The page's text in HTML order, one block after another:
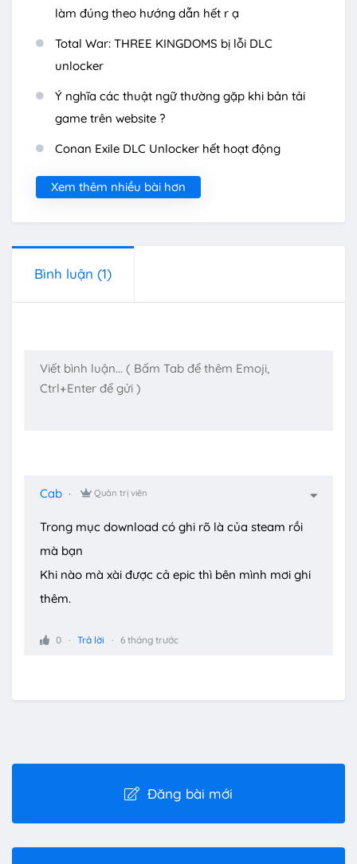
làm đúng theo hướng dẫn hết r ạ
Total War: THREE KINGDOMS bị lỗi DLC
unlocker
Ý nghĩa các thuật ngữ thường gặp khi bản tải
game trên website ?
Conan Exile DLC Unlocker hết hoạt động
Xem thêm nhiều bài hơn
Bình luận (1)
Cab Quản trị viên
Trong mục download có ghi rõ là của steam rồi
mà bạn
Khi nào mà xài được cả epic thì bên mình mơi ghi
thêm.
0 Trả lời 6 tháng trước
Đăng bài mới